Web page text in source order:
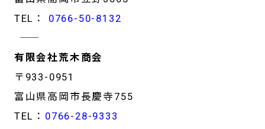
TEL：
0766-50-8132
―――――――――――――――――
有限会社荒木商会
〒933-0951
富山県高岡市長慶寺755
TEL： 0766-28-9333